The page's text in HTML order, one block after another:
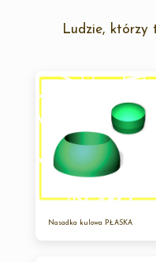
Ludzie, którzy
Nasadka kulowa PŁASKA